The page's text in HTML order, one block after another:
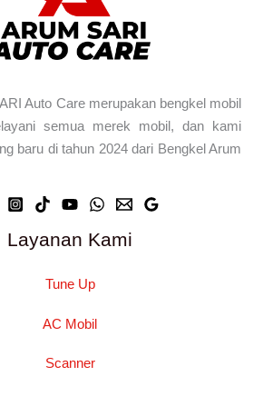
Auto Care merupakan bengkel mobil
semua merek mobil, dan kami
baru di tahun 2024 dari Bengkel Arum
Layanan Kami
Tune Up
AC Mobil
Scanner